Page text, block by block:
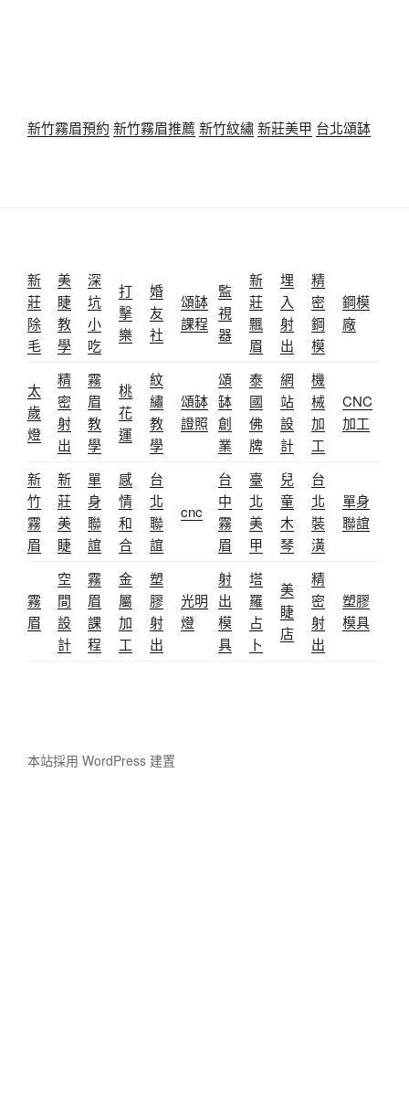
新竹霧眉預約 新竹霧眉推薦 新竹紋繡新莊美甲 台北頌缽
新
莊
除
毛
美
睫
教
學
深
坑
小
吃
打
擊
樂
婚
友
社
頌缽
課程
監
視
器
新
莊
飄
眉
埋
入
射
出
精
密
鋼
模
鋼模
廠
太
歲
燈
精
密
射
出
霧
眉
教
學
桃
花
運
紋
繡
教
學
頌缽
證照
頌
缽
創
業
泰
國
佛
牌
網
站
設
計
機
械
加
工
CNC
加工
新
竹
霧
眉
新
莊
美
睫
單
身
聯
誼
感
情
和
合
台
北
聯
誼
cnc
台
中
霧
眉
臺
北
美
甲
兒
童
木
琴
台
北
裝
潢
單身
聯誼
霧
眉
空
間
設
計
霧
眉
課
程
金
屬
加
工
塑
膠
射
出
光明
燈
射
出
模
具
塔
羅
占
卜
美
睫
店
精
密
射
出
塑膠
模具
本站採用 WordPress 建置